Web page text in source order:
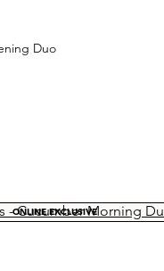
Duo
ONLINE EXCLUSIVE